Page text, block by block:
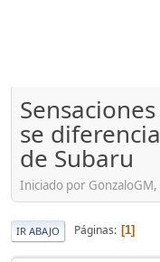
se
de Subaru
Iniciado por
IR ABAJO Páginas 1